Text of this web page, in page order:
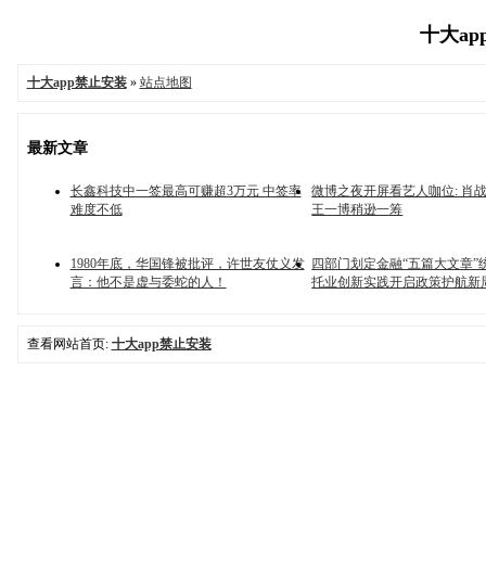
十大
十大app禁止安装» 站点地图
最新文章
长鑫科技中一签最高可赚超3万元 中签率
难度不低
微博之夜开屏看艺人咖位: 肖
王一博稍逊一筹
1980年底，华国锋被批评，许世友仗义发
言：他不是虚与委蛇的人！
四部门划定金融“五篇大文章”
托业创新实践开启政策护航新
查看网站首页: 十大app禁止安装